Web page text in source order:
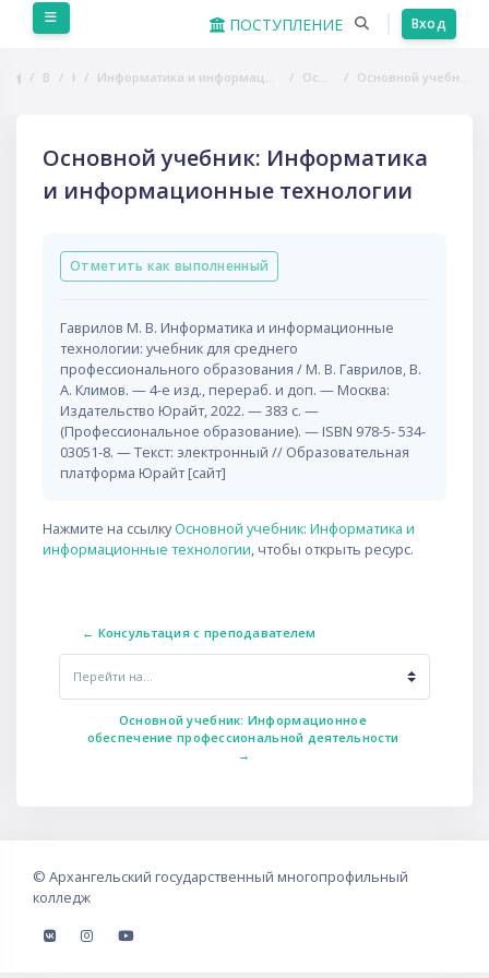
Перейти к основному содержанию
ПОСТУПЛЕНИЕ Вход
В начало Курсы Информатика и информационно-коммуникационные технологии в профессиональной деятельности Основная литература Основной учебник: Информатика и информационные технологии
Основной учебник: Информатика
и информационные технологии
Отметить как выполненный
Гаврилов М. В. Информатика и информационные
технологии: учебник для среднего
профессионального образования / М. В. Гаврилов, В.
А. Климов. — 4-е изд., перераб. и доп. — Москва:
Издательство Юрайт, 2022. — 383 с. —
(Профессиональное образование). — ISBN 978-5- 534-
03051-8. — Текст: электронный // Образовательная
платформа Юрайт [сайт]
Нажмите на ссылкуОсновной учебник: Информатика и
информационные технологии, чтобы открыть ресурс.
← Консультация с преподавателем
Перейти на...
Основной учебник: Информационное
обеспечение профессиональной деятельности
→
© Архангельский государственный многопрофильный
колледж